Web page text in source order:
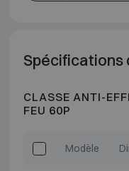
Spécifications
CLASSE ANTI-
FEU 60P
Modèle